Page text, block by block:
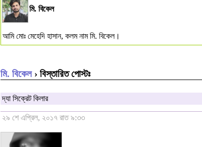
মি. বিকেল
আমি মোঃ মেহেদি হাসান, কলম নাম মি. বিকেল।
মি. বিকেল› বিস্তারিত পোস্টঃ
দ্যা সিক্রেট কিলার
২৯ শে এপ্রিল, ২০১৭ রাত ৯:৩৩